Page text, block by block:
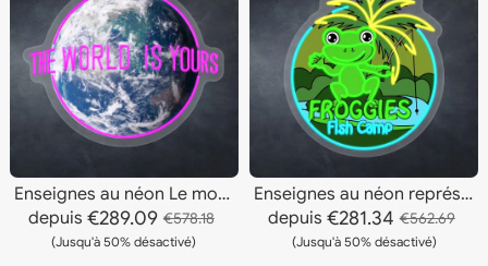
Enseignes au néon Le monde est à vous
depuis€289.09 €578.18
(Jusqu'à 50% désactivé)
Enseignes au néon représentant de jolies grenouilles
depuis€281.34 €562.69
(Jusqu'à 50% désactivé)